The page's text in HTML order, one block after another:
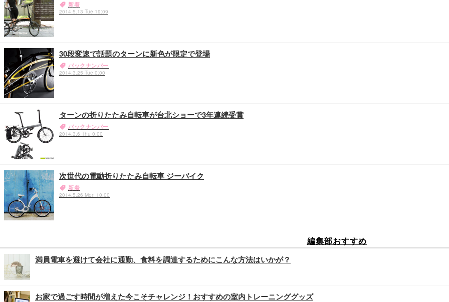
新着
2014.5.13 Tue 19:09
30段変速で話題のターンに新色が限定で登場
バックナンバー
2014.3.25 Tue 0:00
ターンの折りたたみ自転車が台北ショーで3年連続受賞
バックナンバー
2014.3.6 Thu 0:00
次世代の電動折りたたみ自転車 ジーバイク
新着
2014.5.26 Mon 10:00
編集部おすすめ
満員電車を避けて会社に通勤、食料を調達するためにこんな方法はいかが？
お家で過ごす時間が増えた今こそチャレンジ！おすすめの室内トレーニンググッズ